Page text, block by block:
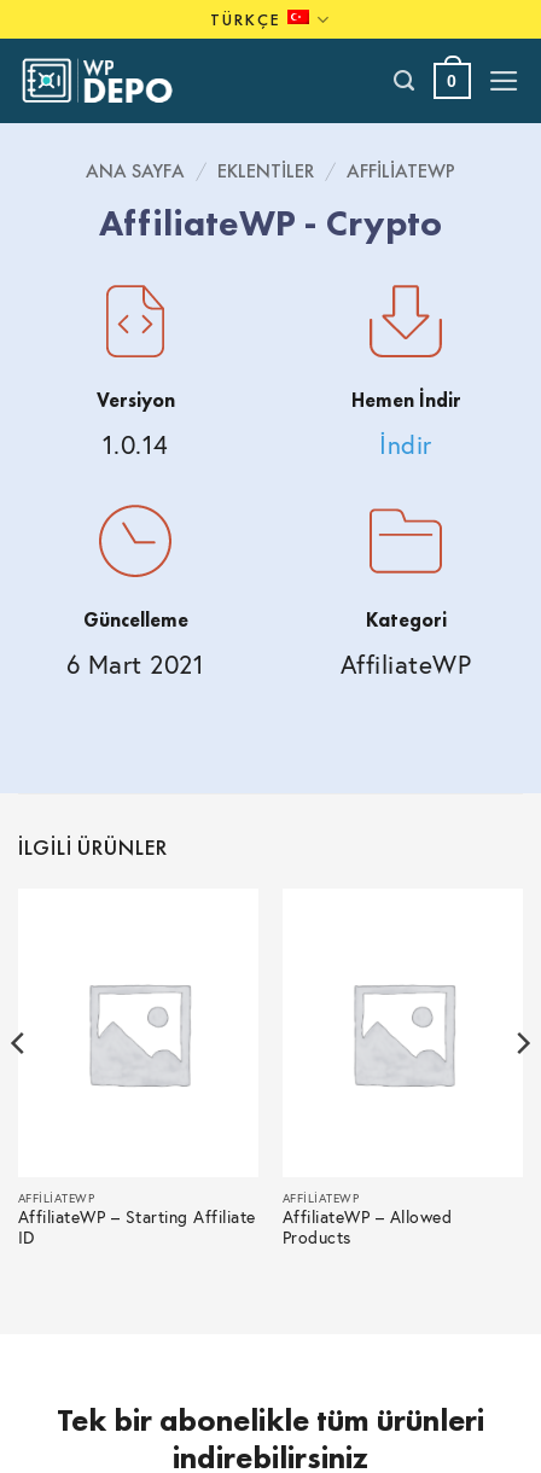
to
content
TÜRKÇE
0
ANA SAYFA / EKLENTILER / AFFILIATEWP
AffiliateWP - Crypto
Versiyon
1.0.14
Hemen İndir
İndir
Güncelleme
6 Mart 2021
Kategori
AffiliateWP
İLGILI ÜRÜNLER
AFFILIATEWP
AffiliateWP – Starting Affiliate
ID
AFFILIATEWP
AffiliateWP – Allowed
Products
Tek bir abonelikle tüm ürünleri
indirebilirsiniz